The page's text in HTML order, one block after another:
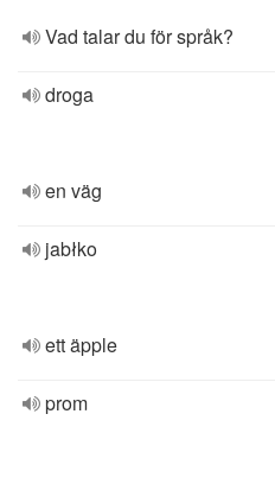
Vad talar du för språk?
droga
en väg
jabłko
ett äpple
prom